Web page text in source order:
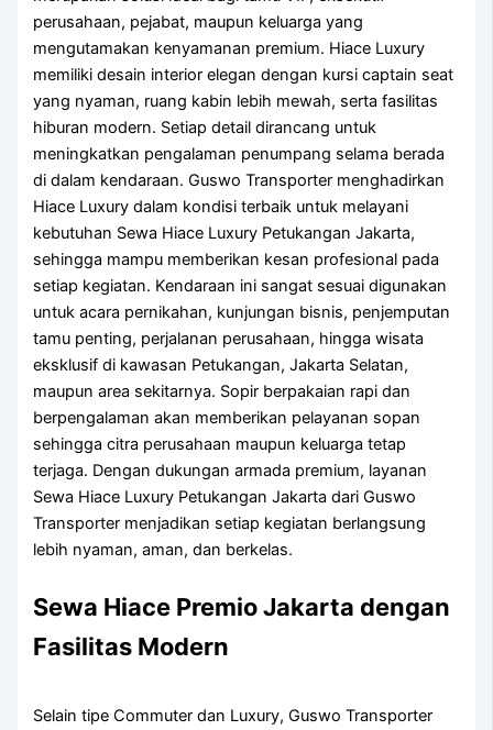
perusahaan, pejabat, maupun keluarga yang
mengutamakan kenyamanan premium. Hiace Luxury
memiliki desain interior elegan dengan kursi captain seat
yang nyaman, ruang kabin lebih mewah, serta fasilitas
hiburan modern. Setiap detail dirancang untuk
meningkatkan pengalaman penumpang selama berada
di dalam kendaraan. Guswo Transporter menghadirkan
Hiace Luxury dalam kondisi terbaik untuk melayani
kebutuhan Sewa Hiace Luxury Petukangan Jakarta,
sehingga mampu memberikan kesan profesional pada
setiap kegiatan. Kendaraan ini sangat sesuai digunakan
untuk acara pernikahan, kunjungan bisnis, penjemputan
tamu penting, perjalanan perusahaan, hingga wisata
eksklusif di kawasan Petukangan, Jakarta Selatan,
maupun area sekitarnya. Sopir berpakaian rapi dan
berpengalaman akan memberikan pelayanan sopan
sehingga citra perusahaan maupun keluarga tetap
terjaga. Dengan dukungan armada premium, layanan
Sewa Hiace Luxury Petukangan Jakarta dari Guswo
Transporter menjadikan setiap kegiatan berlangsung
lebih nyaman, aman, dan berkelas.
Sewa Hiace Premio Jakarta dengan
Fasilitas Modern
Selain tipe Commuter dan Luxury, Guswo Transporter